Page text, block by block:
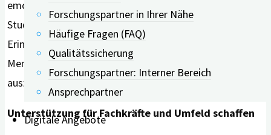
Forschungspartner in Ihrer Nähe
Häufige Fragen (FAQ)
Qualitätssicherung
Forschungspartner: Interner Bereich
Ansprechpartner
Digitale Angebote
emotionale Sicherheit vermitteln. Zudem zeigt die
Studie den hohen Nutzen von visuellen Stützen:
Erinnerungsbücher, Fotos oder Steckbriefe helfen
Menschen mit Demenz, ihre Wünsche besser
auszudrücken und sich im Gespräch zu orientieren.
Unterstützung für Fachkräfte und Umfeld schaffen